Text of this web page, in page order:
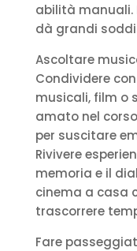
abilità manuali.
dà grandi
Ascoltare
Condividere
musicali, film o
amato nel
per suscitare
Rivivere
memoria e il
cinema a casa
trascorrere
Fare